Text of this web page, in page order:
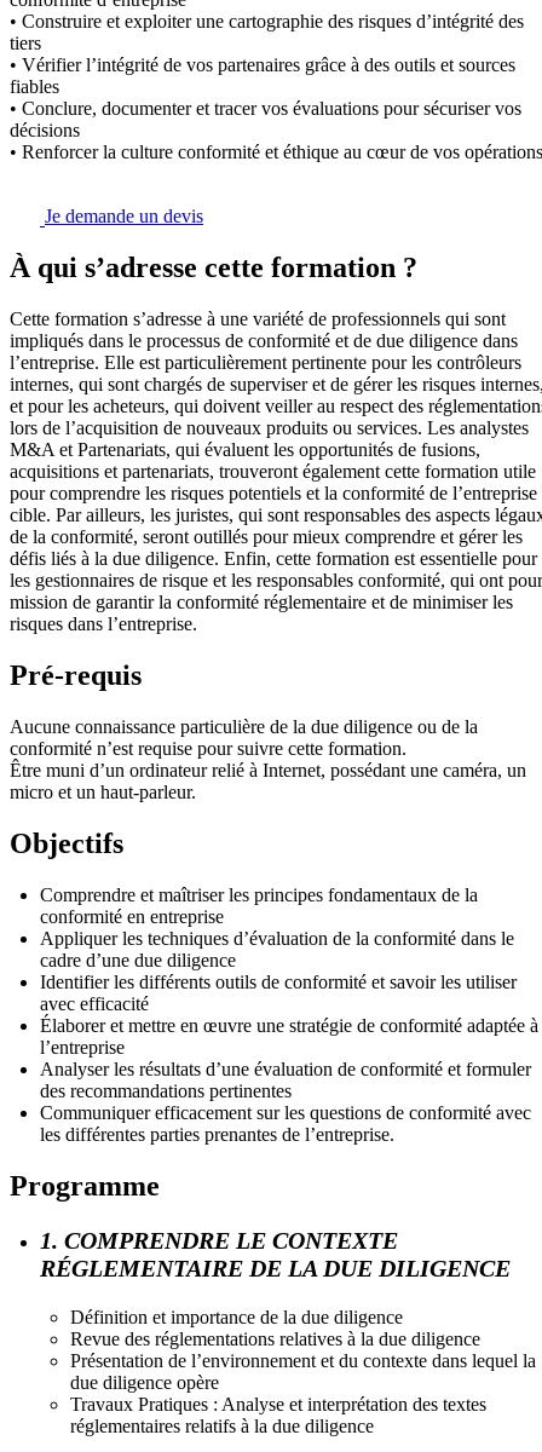
• Construire et exploiter une cartographie des risques d’intégrité des
tiers
• Vérifier l’intégrité de vos partenaires grâce à des outils et sources
fiables
• Conclure, documenter et tracer vos évaluations pour sécuriser vos
décisions
• Renforcer la culture conformité et éthique au cœur de vos opérations
Je demande un devis
À qui s’adresse cette formation ?
Cette formation s’adresse à une variété de professionnels qui sont
impliqués dans le processus de conformité et de due diligence dans
l’entreprise. Elle est particulièrement pertinente pour les contrôleurs
internes, qui sont chargés de superviser et de gérer les risques
et pour les acheteurs, qui doivent veiller au respect des
lors de l’acquisition de nouveaux produits ou services. Les analystes
M&A et Partenariats, qui évaluent les opportunités de fusions,
acquisitions et partenariats, trouveront également cette formation utile
pour comprendre les risques potentiels et la conformité de l’entreprise
cible. Par ailleurs, les juristes, qui sont responsables des aspects
de la conformité, seront outillés pour mieux comprendre et gérer les
défis liés à la due diligence. Enfin, cette formation est essentielle pour
les gestionnaires de risque et les responsables conformité, qui ont pour
mission de garantir la conformité réglementaire et de minimiser les
risques dans l’entreprise.
Pré-requis
Aucune connaissance particulière de la due diligence ou de la
conformité n’est requise pour suivre cette formation.
Être muni d’un ordinateur relié à Internet, possédant une caméra, un
micro et un haut-parleur.
Objectifs
Comprendre et maîtriser les principes fondamentaux de la
conformité en entreprise
Appliquer les techniques d’évaluation de la conformité dans le
cadre d’une due diligence
Identifier les différents outils de conformité et savoir les utiliser
avec efficacité
Élaborer et mettre en œuvre une stratégie de conformité adaptée à
l’entreprise
Analyser les résultats d’une évaluation de conformité et formuler
des recommandations pertinentes
Communiquer efficacement sur les questions de conformité avec
les différentes parties prenantes de l’entreprise.
Programme
1. COMPRENDRE LE CONTEXTE
RÉGLEMENTAIRE DE LA DUE DILIGENCE
Définition et importance de la due diligence
Revue des réglementations relatives à la due diligence
Présentation de l’environnement et du contexte dans lequel la
due diligence opère
Travaux Pratiques : Analyse et interprétation des textes
réglementaires relatifs à la due diligence